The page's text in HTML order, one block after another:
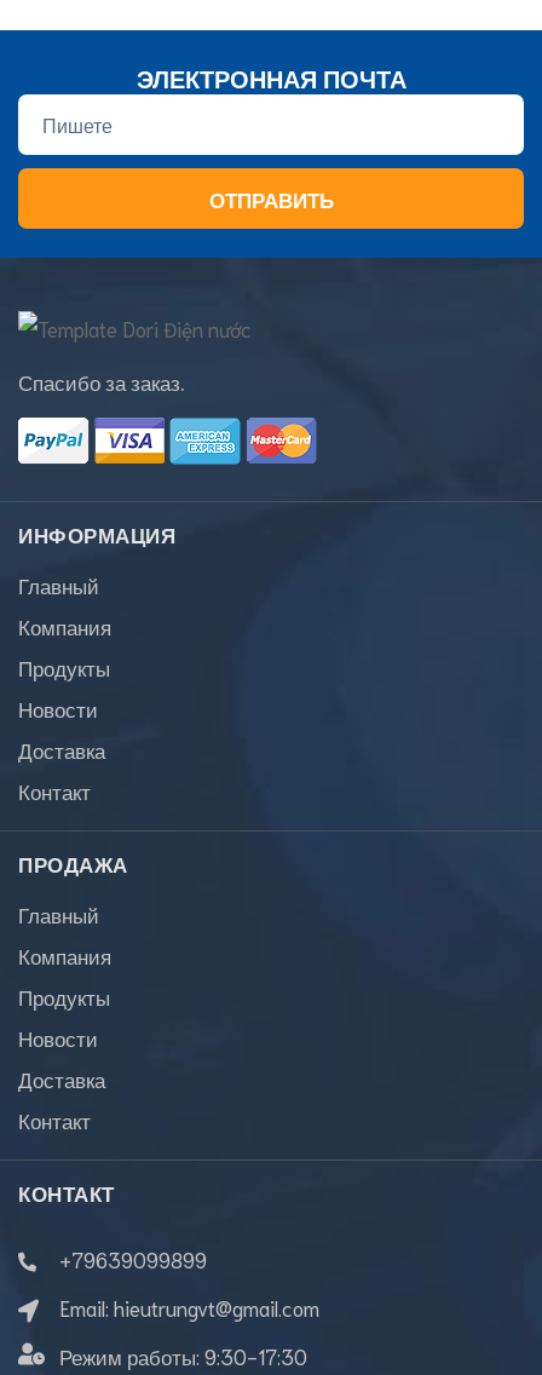
ЭЛЕКТРОННАЯ ПОЧТА
ОТПРАВИТЬ
Спасибо за заказ.
ИНФОРМАЦИЯ
Главный
Компания
Продукты
Новости
Доставка
Контакт
ПРОДАЖА
Главный
Компания
Продукты
Новости
Доставка
Контакт
КОНТАКТ
+79639099899
Email: hieutrungvt@gmail.com
Режим работы: 9:30-17:30